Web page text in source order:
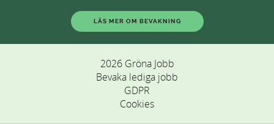
LÄS MER OM BEVAKNING
2026 Gröna Jobb
Bevaka lediga jobb
GDPR
Cookies